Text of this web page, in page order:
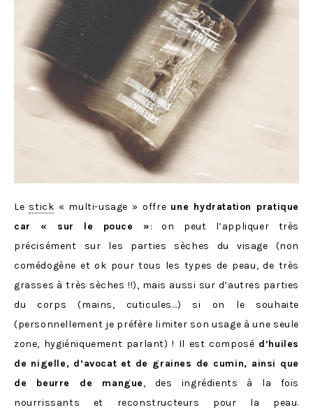
Le stick « multi-usage » offre une hydratation pratique
car « sur le pouce »: on peut l’appliquer très
précisément sur les parties sèches du visage (non
comédogène et ok pour tous les types de peau, de très
grasses à très sèches !!), mais aussi sur d’autres parties
du corps (mains, cuticules…) si on le souhaite
(personnellement je préfère limiter son usage à une seule
zone, hygiéniquement parlant) ! Il est composé d’huiles
de nigelle, d’avocat et de graines de cumin, ainsi que
de beurre de mangue, des ingrédients à la fois
nourrissants et reconstructeurs pour la peau.